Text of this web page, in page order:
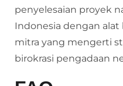
penyelesaian proyek
Indonesia dengan
mitra yang mengerti
birokrasi pengadaan